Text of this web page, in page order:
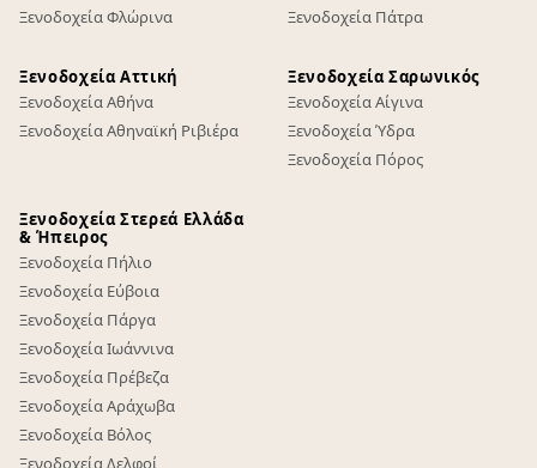
Ξενοδοχεία Φλώρινα
Ξενοδοχεία Πάτρα
Ξενοδοχεία Αττική
Ξενοδοχεία Αθήνα
Ξενοδοχεία Αθηναϊκή Ριβιέρα
Ξενοδοχεία Σαρωνικός
Ξενοδοχεία Αίγινα
Ξενοδοχεία Ύδρα
Ξενοδοχεία Πόρος
Ξενοδοχεία Στερεά Ελλάδα
& Ήπειρος
Ξενοδοχεία Πήλιο
Ξενοδοχεία Εύβοια
Ξενοδοχεία Πάργα
Ξενοδοχεία Ιωάννινα
Ξενοδοχεία Πρέβεζα
Ξενοδοχεία Αράχωβα
Ξενοδοχεία Βόλος
Ξενοδοχεία Δελφοί